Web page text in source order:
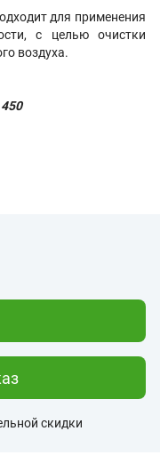
для применения
с целью очистки
воздуха.
450
скидки